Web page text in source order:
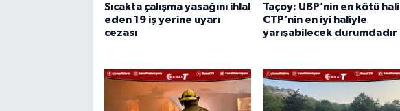
Sıcakta çalışma yasağını ihlal
eden 19 iş yerine uyarı
cezası
Taçoy: UBP’nin en kötü hali
CTP’nin en iyi haliyle
yarışabilecek durumdadır